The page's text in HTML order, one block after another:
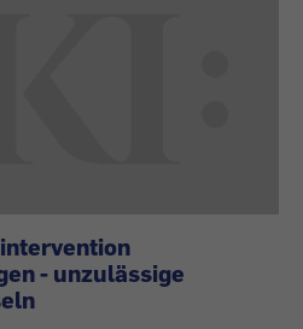
- unzulässige